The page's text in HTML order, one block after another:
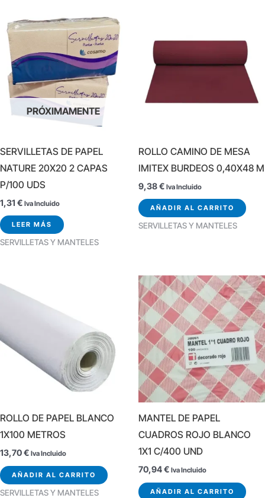
PRÓXIMAMENTE
SERVILLETAS DE PAPEL
NATURE 20X20 2 CAPAS
P/100 UDS
1,31 € Iva Incluido
LEER MÁS
SERVILLETAS Y MANTELES
ROLLO CAMINO DE MESA
IMITEX BURDEOS 0,40X48 M
9,38€ Iva Incluido
AÑADIR AL CARRITO
SERVILLETAS Y MANTELES
ROLLO DE PAPEL BLANCO
1X100 METROS
13,70€ Iva Incluido
AÑADIR AL CARRITO
SERVILLETAS Y MANTELES
MANTEL DE PAPEL
CUADROS ROJO BLANCO
1X1 C/400 UND
70,94€ Iva Incluido
AÑADIR AL CARRITO